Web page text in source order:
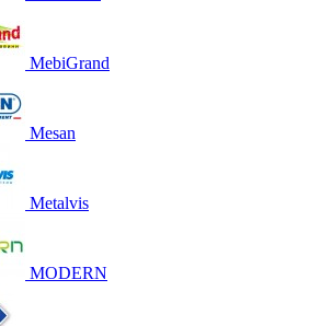
MebiGrand
Mesan
Metalvis
MODERN